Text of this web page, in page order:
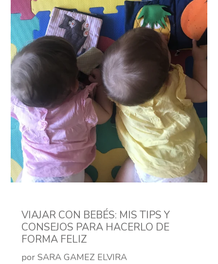
VIAJAR CON BEBÉS: MIS TIPS Y
CONSEJOS PARA HACERLO DE
FORMA FELIZ
por SARA GAMEZ ELVIRA